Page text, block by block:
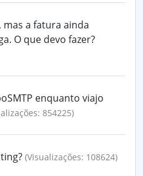
mas a fatura ainda
O que devo fazer?
enquanto viajo
854225)
(Visualizações: 108624)